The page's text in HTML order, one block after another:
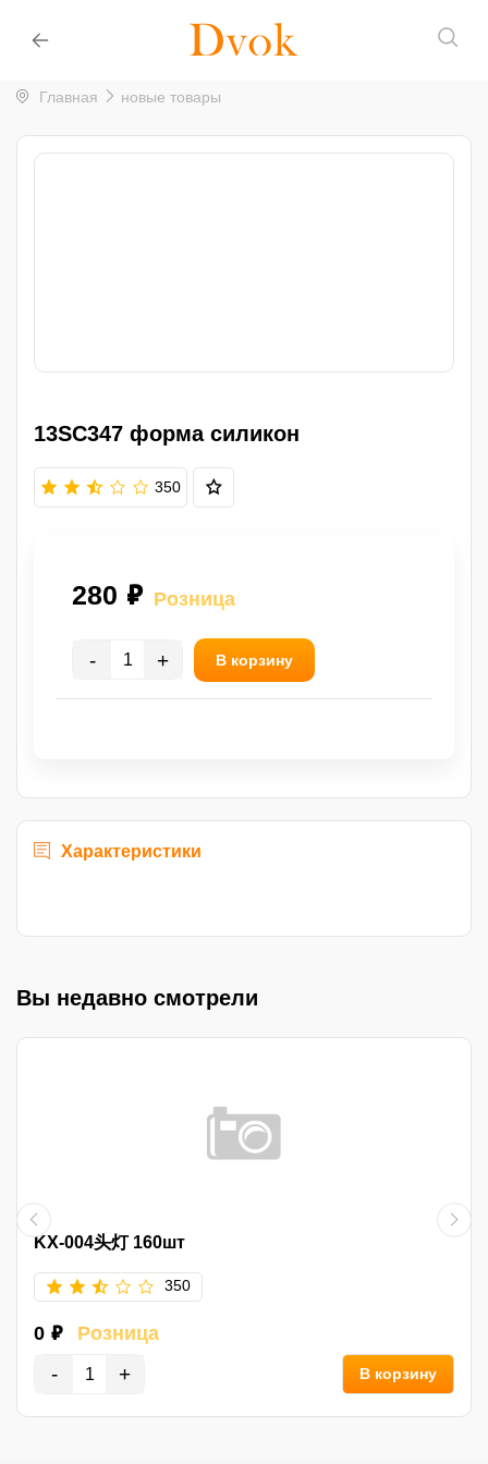
Главная новые товары
13SC347 форма силикон
350
280 ₽ Розница
- + В корзину
Характеристики
Вы недавно смотрели
KX-004头灯 160шт
350
0 ₽ Розница
- + В корзину